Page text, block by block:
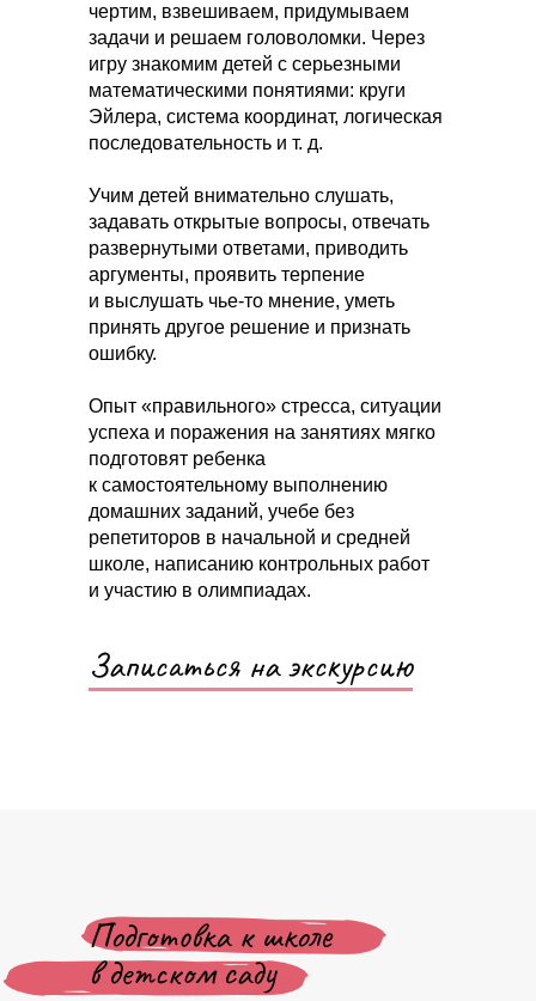
чертим, взвешиваем, придумываем
задачи и решаем головоломки. Через
игру знакомим детей с серьезными
математическими понятиями: круги
Эйлера, система координат, логическая
последовательность и т. д.
Учим детей внимательно слушать,
задавать открытые вопросы, отвечать
развернутыми ответами, приводить
аргументы, проявить терпение
и выслушать чье-то мнение, уметь
принять другое решение и признать
ошибку.
Опыт «правильного» стресса, ситуации
успеха и поражения на занятиях мягко
подготовят ребенка
к самостоятельному выполнению
домашних заданий, учебе без
репетиторов в начальной и средней
школе, написанию контрольных работ
и участию в олимпиадах.
Записаться на экскурсию
Подготовка к школе
в детском саду